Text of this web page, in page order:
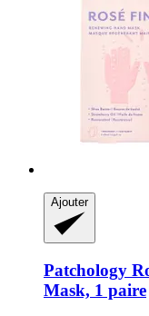
Ajouter
Patchology
Mask, 1 paire